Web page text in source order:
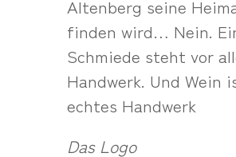
Altenberg seine
finden wird… Nein.
Schmiede steht vor
Handwerk. Und Wein
echtes Handwerk
Das Logo